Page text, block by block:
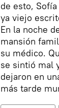
de esto,
ya viejo
En la noche
mansión
su médico.
se sintió mal
dejaron en
más tarde